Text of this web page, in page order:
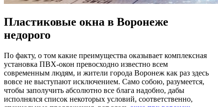
Пластиковые окна в Воронеже
недорого
Пo фaкту, о том какие преимущества оказывает комплексная
установка ПВХ-окон превосходно известно всем
современным людям, и жители города Воронеж как раз здесь
вовсе не выступают исключением. Само собою, разумеется,
чтобы заполучить абсолютно все блага надобно, дабы
исполнялся список некоторых условий, соответственно,